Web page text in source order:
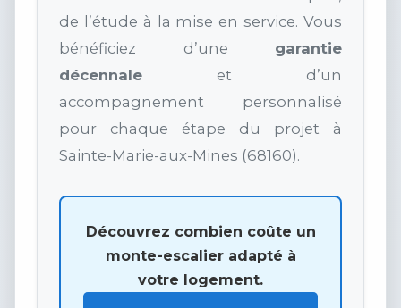
de l’étude à la mise en service. Vous
bénéficiez d’une garantie
décennale et d’un
accompagnement personnalisé
pour chaque étape du projet à
Sainte-Marie-aux-Mines (68160).
Découvrez combien coûte un
monte-escalier adapté à
votre logement.